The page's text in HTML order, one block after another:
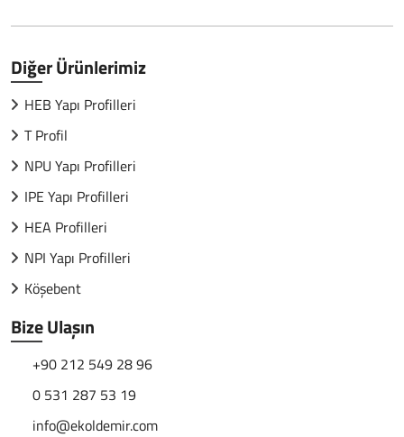
Diğer Ürünlerimiz
HEB Yapı Profilleri
T Profil
NPU Yapı Profilleri
IPE Yapı Profilleri
HEA Profilleri
NPI Yapı Profilleri
Köşebent
Bize Ulaşın
+90 212 549 28 96
0 531 287 53 19
info@ekoldemir.com